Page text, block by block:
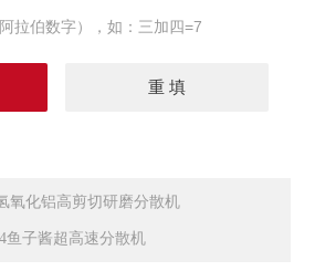
拉伯数字），如：三加四=7
氧化铝高剪切研磨分散机
鱼子酱超高速分散机